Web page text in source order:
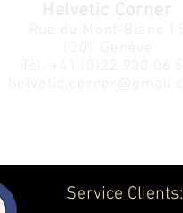
Service Clients: